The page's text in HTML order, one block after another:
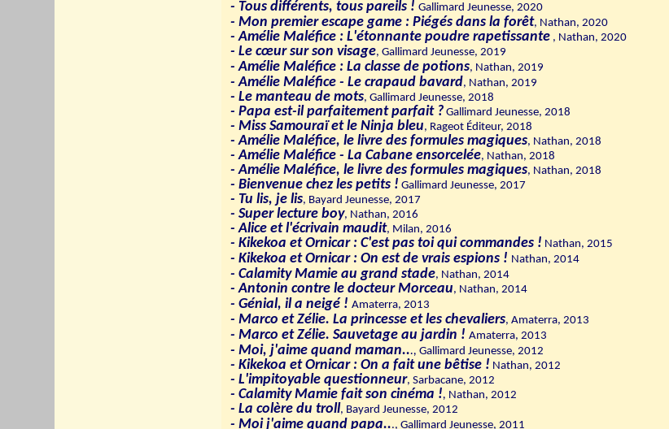
- Tous différents, tous pareils ! Gallimard Jeunesse, 2020
- Mon premier escape game : Piégés dans la forêt, Nathan, 2020
- Amélie Maléfice : L'étonnante poudre rapetissante , Nathan, 2020
- Le cœur sur son visage, Gallimard Jeunesse, 2019
- Amélie Maléfice : La classe de potions, Nathan, 2019
- Amélie Maléfice - Le crapaud bavard, Nathan, 2019
- Le manteau de mots, Gallimard Jeunesse, 2018
- Papa est-il parfaitement parfait ? Gallimard Jeunesse, 2018
- Miss Samouraï et le Ninja bleu, Rageot Éditeur, 2018
- Amélie Maléfice, le livre des formules magiques, Nathan, 2018
- Amélie Maléfice - La Cabane ensorcelée, Nathan, 2018
- Amélie Maléfice, le livre des formules magiques, Nathan, 2018
- Bienvenue chez les petits ! Gallimard Jeunesse, 2017
- Tu lis, je lis, Bayard Jeunesse, 2017
- Super lecture boy, Nathan, 2016
- Alice et l'écrivain maudit, Milan, 2016
- Kikekoa et Ornicar : C'est pas toi qui commandes ! Nathan, 2015
- Kikekoa et Ornicar : On est de vrais espions ! Nathan, 2014
- Calamity Mamie au grand stade, Nathan, 2014
- Antonin contre le docteur Morceau, Nathan, 2014
- Génial, il a neigé ! Amaterra, 2013
- Marco et Zélie. La princesse et les chevaliers, Amaterra, 2013
- Marco et Zélie. Sauvetage au jardin ! Amaterra, 2013
- Moi, j'aime quand maman..., Gallimard Jeunesse, 2012
- Kikekoa et Ornicar : On a fait une bêtise ! Nathan, 2012
- L'impitoyable questionneur, Sarbacane, 2012
- Calamity Mamie fait son cinéma !, Nathan, 2012
- La colère du troll, Bayard Jeunesse, 2012
- Moi j'aime quand papa..., Gallimard Jeunesse, 2011